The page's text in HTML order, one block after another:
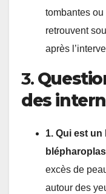
tombantes
retrouvent
après
3.
des
1. Qui est
excès de
autour des